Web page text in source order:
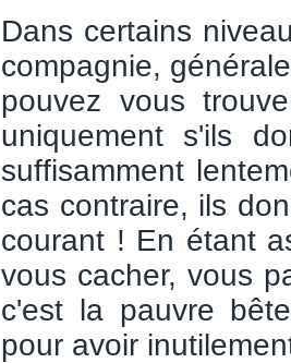
Dans certains
compagnie,
pouvez vous
uniquement s'ils
suffisamment
cas contraire, ils
courant ! En étant
vous cacher, vous
c'est la pauvre
pour avoir